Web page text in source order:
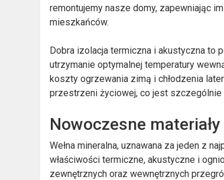
remontujemy nasze domy, zapewniając
mieszkańców.
Dobra izolacja termiczna i akustyczna to
utrzymanie optymalnej temperatury
koszty ogrzewania zimą i chłodzenia
przestrzeni życiowej, co jest szczególnie
Nowoczesne
Wełna mineralna, uznawana za jeden z
właściwości termiczne, akustyczne i
zewnętrznych oraz wewnętrznych